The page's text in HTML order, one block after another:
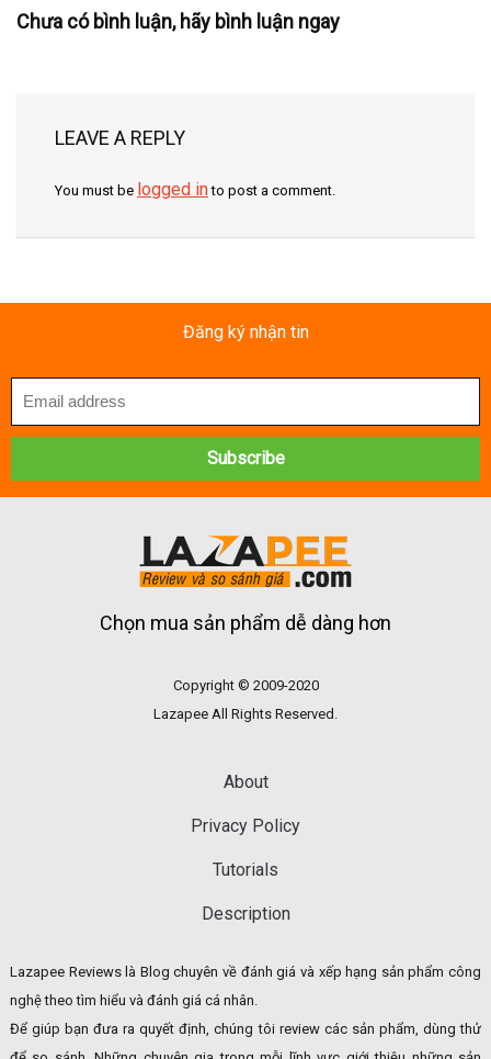
Chưa có bình luận, hãy bình luận ngay
LEAVE A REPLY
You must be logged into post a comment.
Đăng ký nhận tin
Chọn mua sản phẩm dễ dàng hơn
Copyright © 2009-2020
Lazapee All Rights Reserved.
About
Privacy Policy
Tutorials
Description
Lazapee Reviews là Blog chuyên về đánh giá và xếp hạng sản phẩm công
nghệ theo tìm hiểu và đánh giá cá nhân.
Để giúp bạn đưa ra quyết định, chúng tôi review các sản phẩm, dùng thử